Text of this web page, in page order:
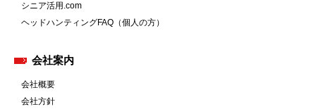
シニア活用.com
ヘッドハンティングFAQ（個人の方）
会社案内
会社概要
会社方針